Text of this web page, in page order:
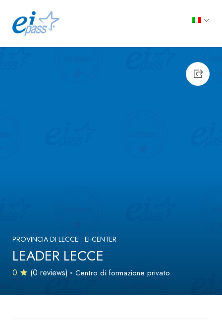
PROVINCIA DI LECCE EI-CENTER
LEADER LECCE
0 (0 reviews) Centro di formazione privato